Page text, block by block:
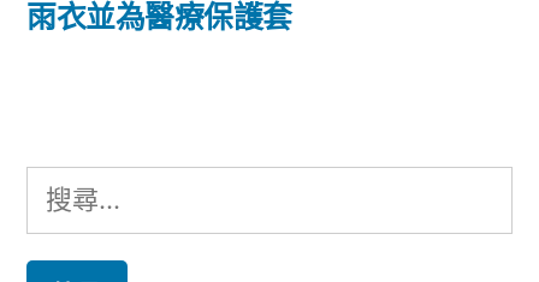
覽
篇
雨衣並為醫療保護套
搜
尋